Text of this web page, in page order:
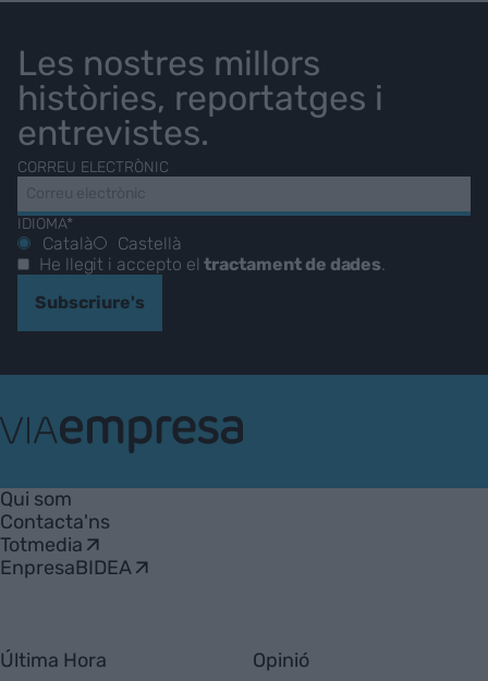
Les nostres millors
històries, reportatges i
entrevistes.
CORREU ELECTRÒNIC
IDIOMA*
Català
Castellà
He llegit i accepto eltractament de dades.
Subscriure's
Empresa
Qui som
Contacta'ns
Totmedia
EnpresaBIDEA
Última Hora Opinió